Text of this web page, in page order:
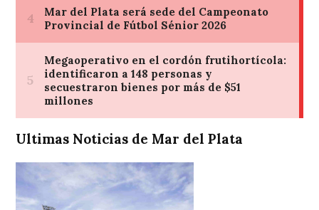
Ultimas Noticias de Mar del Plata